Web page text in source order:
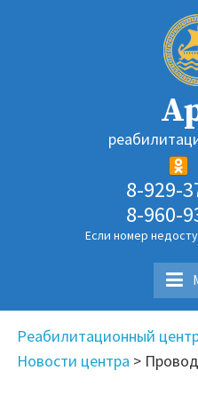
8-929-
8-960-
Если номер
Реабилитационный
Новости центра >